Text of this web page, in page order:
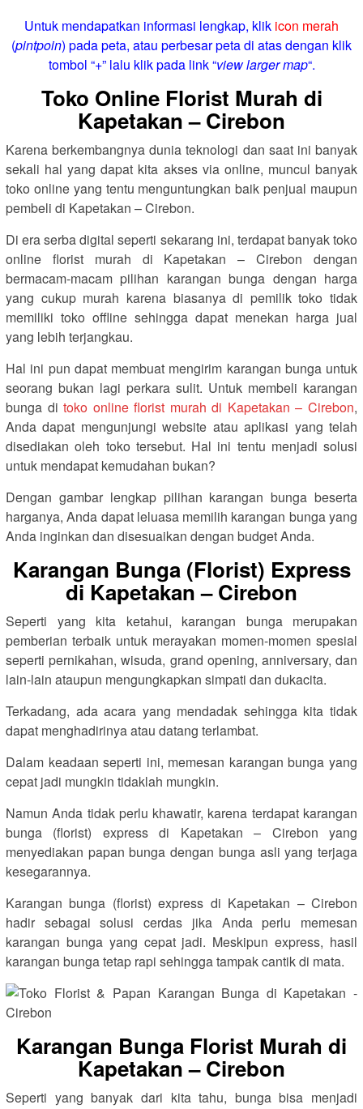
Untuk mendapatkan informasi lengkap, klik icon merah
(pintpoin) pada peta, atau perbesar peta di atas dengan klik
tombol “+” lalu klik pada link “view larger map“.
Toko Online Florist Murah di
Kapetakan – Cirebon
Karena berkembangnya dunia teknologi dan saat ini banyak
sekali hal yang dapat kita akses via online, muncul banyak
toko online yang tentu menguntungkan baik penjual maupun
pembeli di Kapetakan – Cirebon.
Di era serba digital seperti sekarang ini, terdapat banyak toko
online florist murah di Kapetakan – Cirebon dengan
bermacam-macam pilihan karangan bunga dengan harga
yang cukup murah karena biasanya di pemilik toko tidak
memiliki toko offline sehingga dapat menekan harga jual
yang lebih terjangkau.
Hal ini pun dapat membuat mengirim karangan bunga untuk
seorang bukan lagi perkara sulit. Untuk membeli karangan
bunga ditoko online florist murah di Kapetakan – Cirebon,
Anda dapat mengunjungi website atau aplikasi yang telah
disediakan oleh toko tersebut. Hal ini tentu menjadi solusi
untuk mendapat kemudahan bukan?
Dengan gambar lengkap pilihan karangan bunga beserta
harganya, Anda dapat leluasa memilih karangan bunga yang
Anda inginkan dan disesuaikan dengan budget Anda.
Karangan Bunga (Florist) Express
di Kapetakan – Cirebon
Seperti yang kita ketahui, karangan bunga merupakan
pemberian terbaik untuk merayakan momen-momen spesial
seperti pernikahan, wisuda, grand opening, anniversary, dan
lain-lain ataupun mengungkapkan simpati dan dukacita.
Terkadang, ada acara yang mendadak sehingga kita tidak
dapat menghadirinya atau datang terlambat.
Dalam keadaan seperti ini, memesan karangan bunga yang
cepat jadi mungkin tidaklah mungkin.
Namun Anda tidak perlu khawatir, karena terdapat karangan
bunga (florist) express di Kapetakan – Cirebon yang
menyediakan papan bunga dengan bunga asli yang terjaga
kesegarannya.
Karangan bunga (florist) express di Kapetakan – Cirebon
hadir sebagai solusi cerdas jika Anda perlu memesan
karangan bunga yang cepat jadi. Meskipun express, hasil
karangan bunga tetap rapi sehingga tampak cantik di mata.
Karangan Bunga Florist Murah di
Kapetakan – Cirebon
Seperti yang banyak dari kita tahu, bunga bisa menjadi